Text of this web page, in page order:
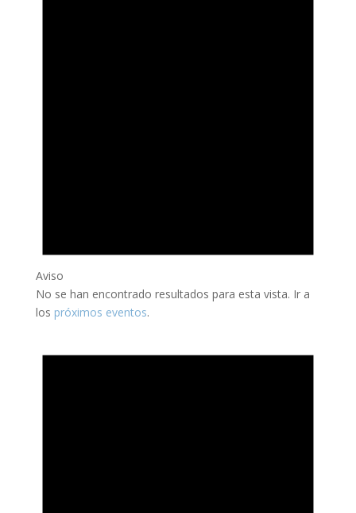
Aviso
No se han encontrado resultados para esta vista. Ir a
los próximos eventos.